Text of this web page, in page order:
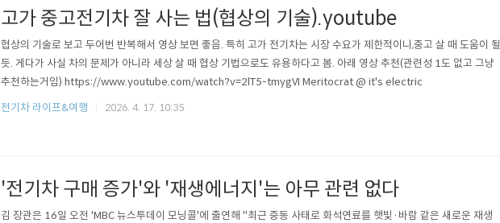
고가 중고전기차 잘 사는 법(협상의 기술).youtube
협상의 기술로 보고 두어번 반복해서 영상 보면 좋음. 특히 고가 전기차는 시장 수요가 제한적이니,중고 살 때 도움이 될
듯. 게다가 사실 차의 문제가 아니라 세상 살 때 협상 기법으로도 유용하다고 봄. 아래 영상 추천(관련성 1도 없고 그냥
추천하는거임) https://www.youtube.com/watch?v=2lT5-tmygVI Meritocrat @ it's electric
전기차 라이프&여행
2026. 4. 17. 10:35
'전기차 구매 증가'와 '재생에너지'는 아무 관련 없다
김 장관은 16일 오전 'MBC 뉴스투데이 모닝콜'에 출연해 "최근 중동 사태로 화석연료를 햇빛·바람 같은 새로운 재생